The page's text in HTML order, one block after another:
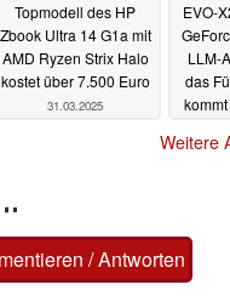
Topmodell des HP
Zbook Ultra 14 G1a mit
AMD Ryzen Strix Halo
kostet über 7.500 Euro
31.03.2025
EVO-
LLM-
das
Weitere
/ Antworten